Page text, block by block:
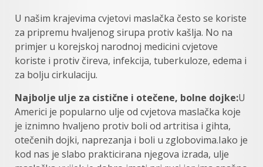
U našim krajevima cvjetovi maslačka često se koriste
za pripremu hvaljenog sirupa protiv kašlja. No na
primjer u korejskoj narodnoj medicini cvjetove
koriste i protiv čireva, infekcija, tuberkuloze, edema i
za bolju cirkulaciju.
Najbolje ulje za cistične i otečene, bolne dojke:U
Americi je popularno ulje od cvjetova maslačka koje
je iznimno hvaljeno protiv boli od artritisa i gihta,
otečenih dojki, naprezanja i boli u zglobovima.Iako je
kod nas je slabo prakticirana njegova izrada, ulje